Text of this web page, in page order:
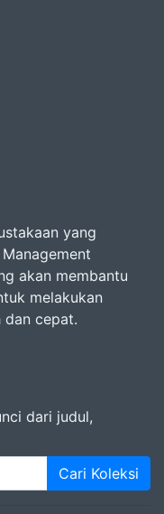
yang
akan membantu
melakukan
dan cepat.
dari judul,
Cari Koleksi